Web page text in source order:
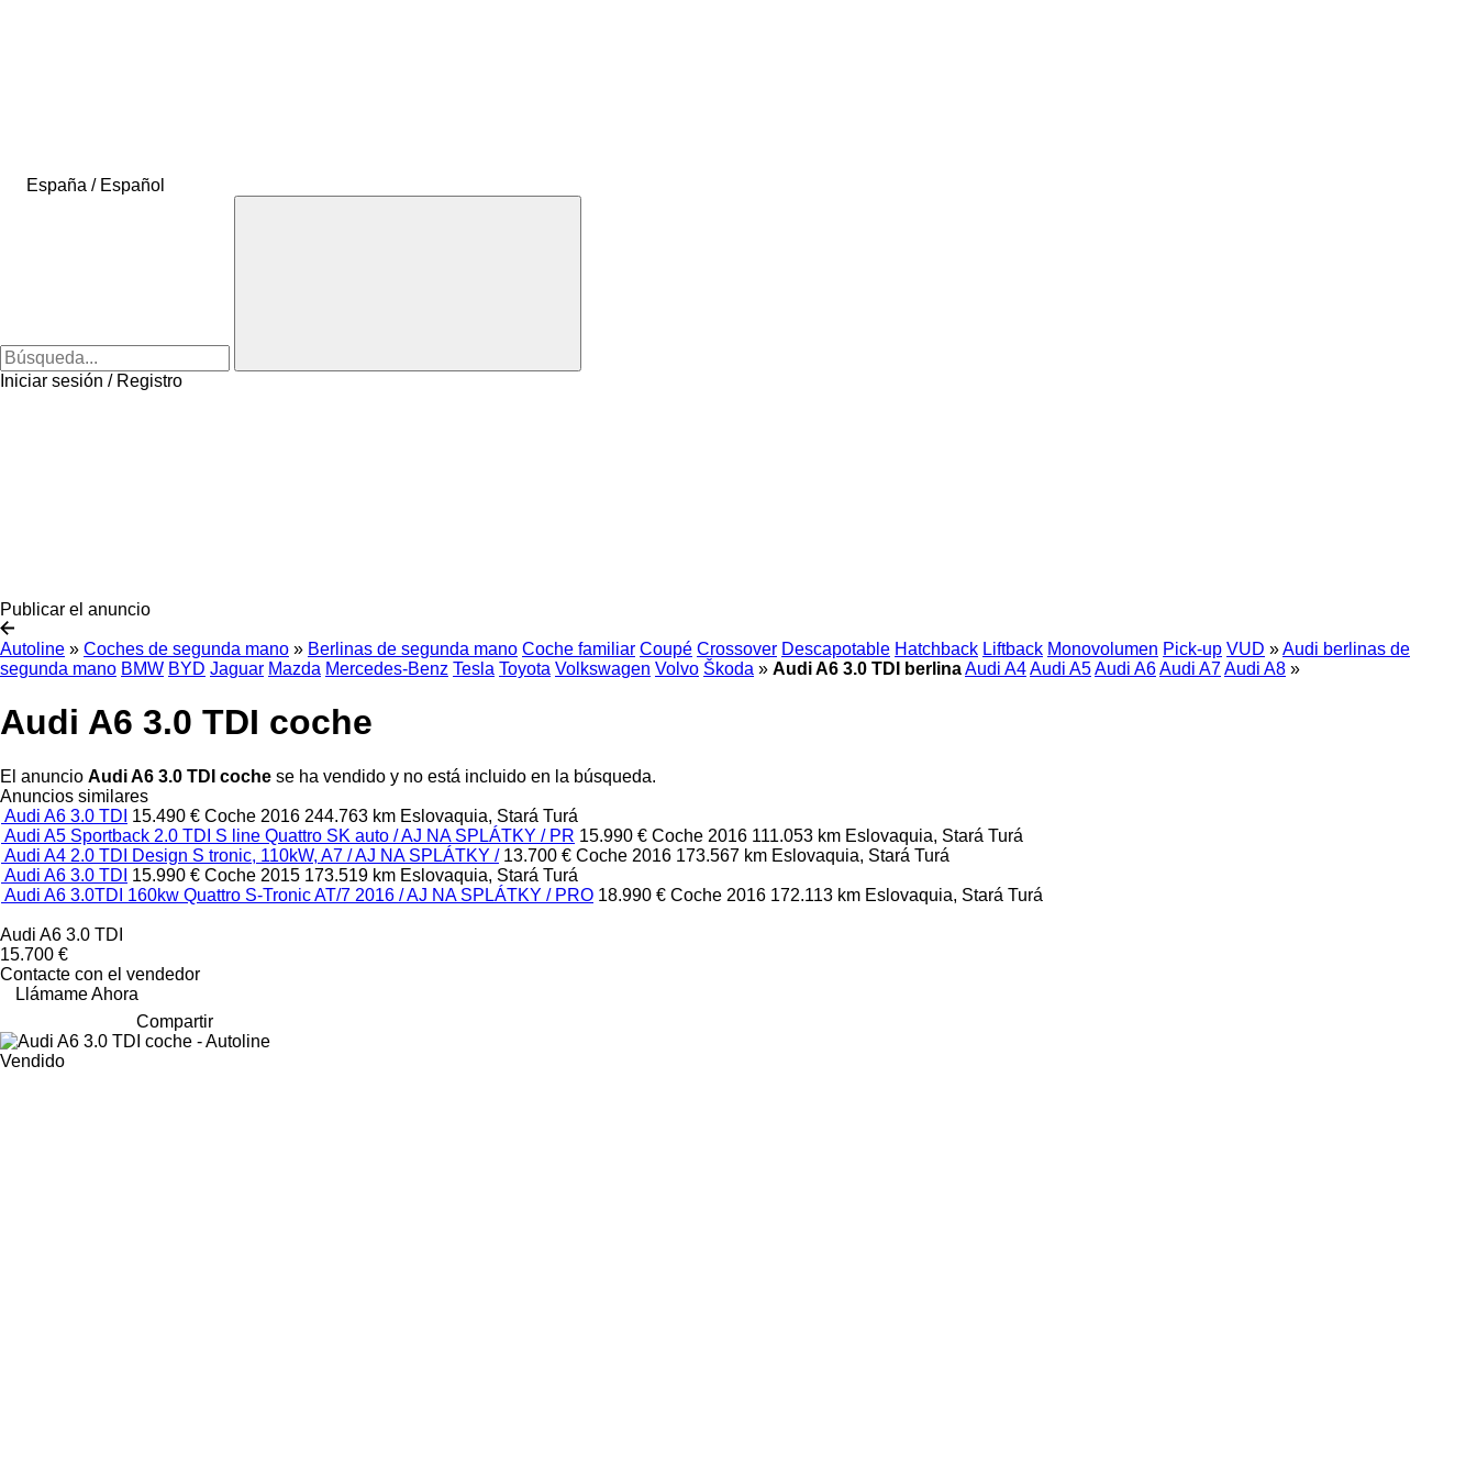
España / Español
Iniciar sesión / Registro
Publicar el anuncio
Autoline » Coches de segunda mano » Berlinas de segunda mano Coche familiar Coupé Crossover Descapotable Hatchback Liftback Monovolumen Pick-up VUD »Audi berlinas de
segunda mano BMW BYD Jaguar Mazda Mercedes-Benz Tesla Toyota Volkswagen Volvo Škoda » Audi A6 3.0 TDI berlinaAudi A4Audi A5Audi A6Audi A7Audi A8 »
Audi A6 3.0 TDI coche
El anuncio Audi A6 3.0 TDI coche se ha vendido y no está incluido en la búsqueda.
Anuncios similares
Audi A6 3.0 TDI 15.490 € Coche 2016 244.763 km Eslovaquia, Stará Turá
Audi A5 Sportback 2.0 TDI S line Quattro SK auto / AJ NA SPLÁTKY / PR 15.990 € Coche 2016 111.053 km Eslovaquia, Stará Turá
Audi A4 2.0 TDI Design S tronic, 110kW, A7 / AJ NA SPLÁTKY / 13.700 € Coche 2016 173.567 km Eslovaquia, Stará Turá
Audi A6 3.0 TDI 15.990 € Coche 2015 173.519 km Eslovaquia, Stará Turá
Audi A6 3.0TDI 160kw Quattro S-Tronic AT/7 2016 / AJ NA SPLÁTKY / PRO 18.990 € Coche 2016 172.113 km Eslovaquia, Stará Turá
Audi A6 3.0 TDI
15.700 €
Contacte con el vendedor
Llámame Ahora
Compartir
Vendido